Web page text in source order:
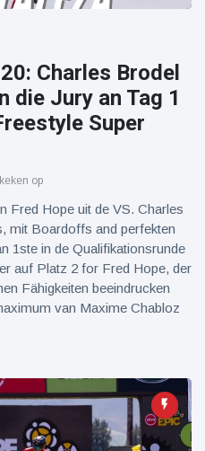
Charles Brodel
die Jury an Tag 1
Super
op
Fred Hope uit de VS. Charles
mit Boardoffs and perfekten
1ste in de Qualifikationsrunde
auf Platz 2 for Fred Hope, der
Fähigkeiten beeindrucken
van Maxime Chabloz